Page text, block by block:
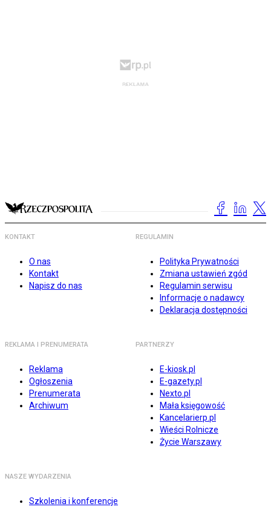
KONTAKT
O nas
Kontakt
Napisz do nas
REGULAMIN
Polityka Prywatności
Zmiana ustawień zgód
Regulamin serwisu
Informacje o nadawcy
Deklaracja dostępności
REKLAMA I PRENUMERATA
Reklama
Ogłoszenia
Prenumerata
Archiwum
PARTNERZY
E-kiosk.pl
E-gazety.pl
Nexto.pl
Mała księgowość
Kancelarierp.pl
Wieści Rolnicze
Życie Warszawy
NASZE WYDARZENIA
Szkolenia i konferencje